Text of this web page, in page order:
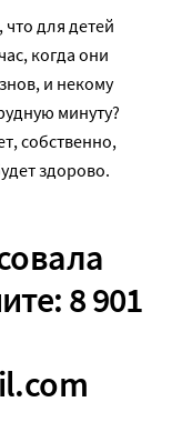
что для детей
когда они
и некому
минуту?
собственно,
здорово.
8 901